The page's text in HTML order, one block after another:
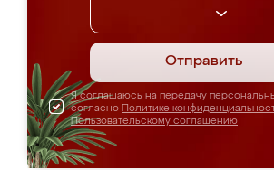
Отправить
Я соглашаюсь на передачу
согласно Политике
Пользовательскому соглашению